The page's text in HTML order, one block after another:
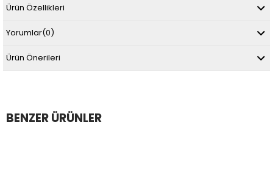
Ürün Özellikleri
Yorumlar(0)
Ürün Önerileri
BENZER ÜRÜNLER